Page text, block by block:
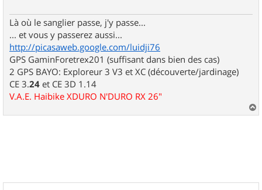
Là où le sanglier passe, j'y passe...
... et vous y passerez aussi...
http://picasaweb.google.com/luidji76
GPS GaminForetrex201 (suffisant dans bien des cas)
2 GPS BAYO: Exploreur 3 V3 et XC (découverte/jardinage)
CE 3.24 et CE 3D 1.14
V.A.E. Haibike XDURO N'DURO RX 26"
a